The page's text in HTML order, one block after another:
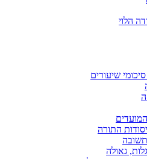
הלוי
שיעורים
התורה
גאולה